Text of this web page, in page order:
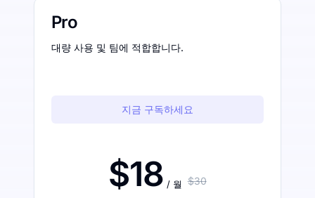
Pro
대량 사용 및 팀에 적합합니다.
지금 구독하세요
$18 / 월 $30